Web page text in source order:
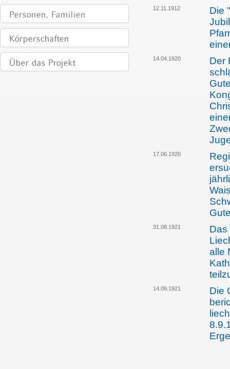
12.11.1912
Die
14.04.1920
Der
17.06.1920
31.08.1921
Das
alle
14.09.1921
Die